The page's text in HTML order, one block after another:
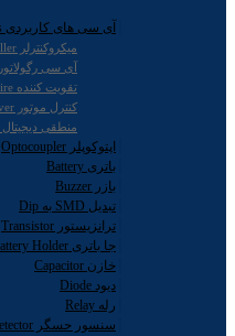
آی سی های کاربردی Integrated Circuits
میکروکنترلر Microcontroller
آی سی رگولاتور Regulator
تقویت کننده Operation Amplifire
کنترل موتور Motor Driver
منطقی دیجیتال Logic
اپتوکوپلر Optocoupler
باتری Battery
بازر Buzzer
تبدیل SMD به Dip
ترانزیستور Transistor
جا باتری Battery Holder
خازن Capacitor
دیود Diode
رله Relay
سنسور حسگر Sensor Detector